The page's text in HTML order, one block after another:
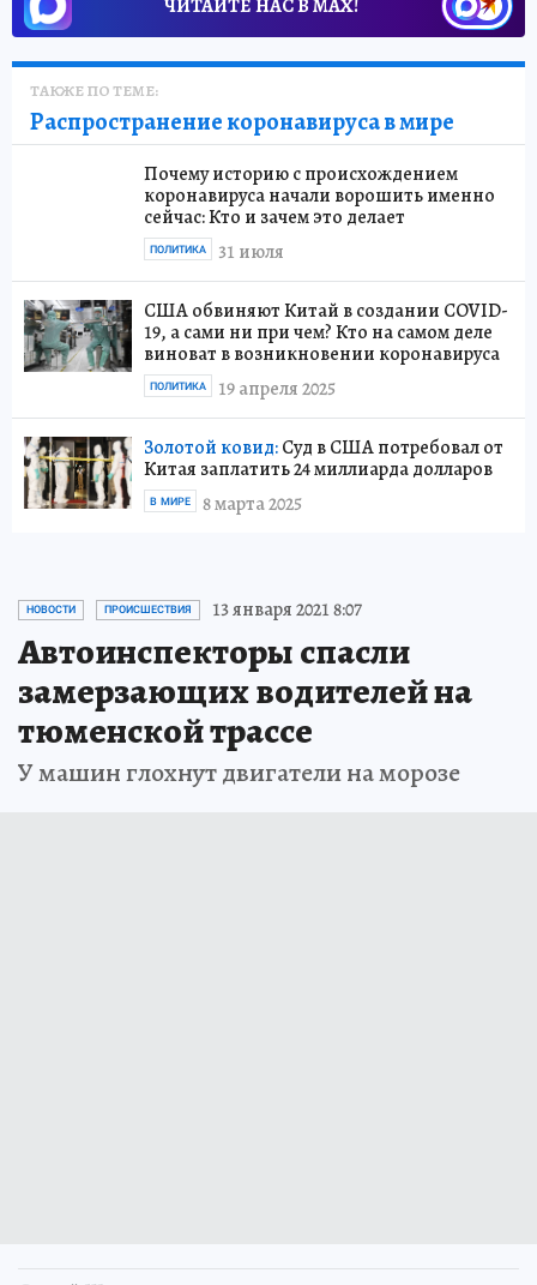
ЧИТАЙТЕ НАС В МАХ!
ТАКЖЕ ПО ТЕМЕ:
Распространение коронавируса в мире
Почему историю с происхождением
коронавируса начали ворошить именно
сейчас: Кто и зачем это делает
31 июля
ПОЛИТИКА
США обвиняют Китай в создании COVID-
19, а сами ни при чем? Кто на самом деле
виноват в возникновении коронавируса
19 апреля 2025
ПОЛИТИКА
Золотой ковид:Суд в США потребовал от
Китая заплатить 24 миллиарда долларов
8 марта 2025
В МИРЕ
НОВОСТИ ПРОИСШЕСТВИЯ 13 января 2021 8:07
Автоинспекторы спасли
замерзающих водителей на
тюменской трассе
У машин глохнут двигатели на морозе